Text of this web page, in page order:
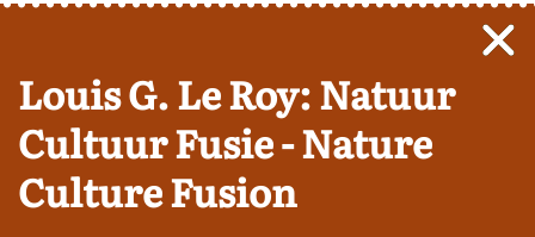
Louis G. Le Roy: Natuur
Cultuur Fusie - Nature
Culture Fusion